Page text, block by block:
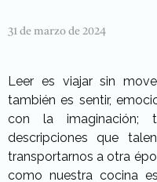
31 de marzo de 2024
Leer es viajar sin
también es sentir,
con la imaginación;
descripciones que
transportarnos a otra
como nuestra cocina